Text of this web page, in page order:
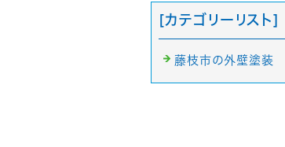
[カテゴリーリスト]
藤枝市の外壁塗装